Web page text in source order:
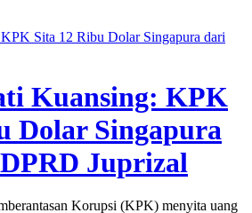
Sita 12 Ribu Dolar Singapura dari
Kuansing: KPK
Dolar Singapura
Juprizal
Korupsi (KPK) menyita uang